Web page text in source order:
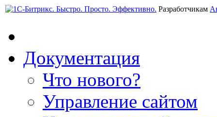
Разработчикам
Документация
Что нового?
Управление сайтом